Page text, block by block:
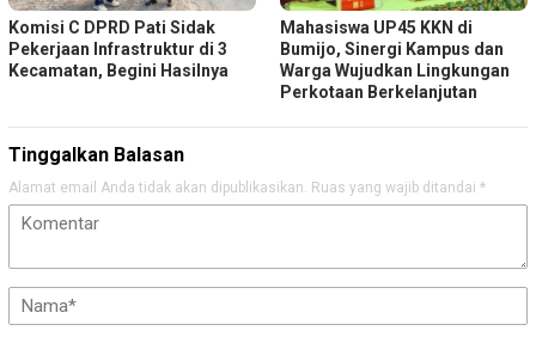
Komisi C DPRD Pati Sidak
Pekerjaan Infrastruktur di 3
Kecamatan, Begini Hasilnya
Mahasiswa UP45 KKN di
Bumijo, Sinergi Kampus dan
Warga Wujudkan Lingkungan
Perkotaan Berkelanjutan
Tinggalkan Balasan
Alamat email Anda tidak akan dipublikasikan. Ruas yang wajib ditandai *